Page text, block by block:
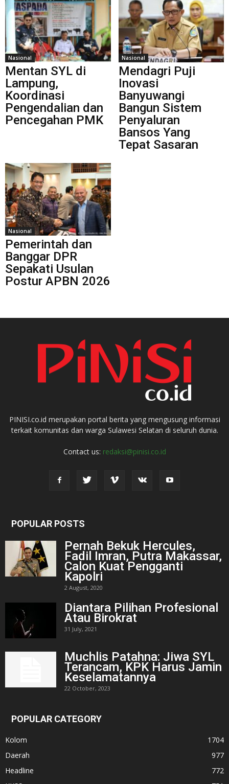
Nasional
Mentan SYL di
Lampung,
Koordinasi
Pengendalian dan
Pencegahan PMK
Nasional
Mendagri Puji
Inovasi
Banyuwangi
Bangun Sistem
Penyaluran
Bansos Yang
Tepat Sasaran
Nasional
Pemerintah dan
Banggar DPR
Sepakati Usulan
Postur APBN 2026
PINISI.co.id merupakan portal berita yang mengusung informasi
terkait komunitas dan warga Sulawesi Selatan di seluruh dunia.
Contact us: redaksi@pinisi.co.id
POPULAR POSTS
Pernah Bekuk Hercules,
Fadil Imran, Putra Makassar,
Calon Kuat Pengganti
Kapolri
2 August, 2020
Diantara Pilihan Profesional
Atau Birokrat
31 July, 2021
Muchlis Patahna: Jiwa SYL
Terancam, KPK Harus Jamin
Keselamatannya
22 October, 2023
POPULAR CATEGORY
Kolom
1704
Daerah
977
Headline
772